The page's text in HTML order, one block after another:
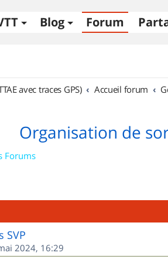
Blog Forum
avec traces GPS)
Accueil forum
Organisation de
Forums
SVP
2024, 16:29